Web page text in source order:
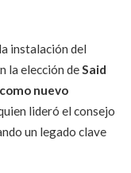
instalación del
la elección de Said
nuevo
quien lideró el consejo
un legado clave